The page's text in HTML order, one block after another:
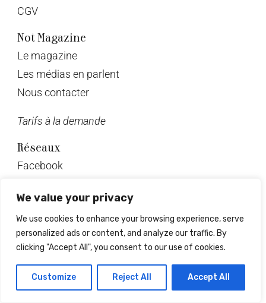
We value your privacy
We use cookies to enhance your browsing experience, serve
personalized ads or content, and analyze our traffic. By
clicking "Accept All", you consent to our use of cookies.
Customize Reject All Accept All
CGV
Not Magazine
Le magazine
Les médias en parlent
Nous contacter
Tarifs à la demande
Réseaux
Facebook
Instagram
Pinterest
Linkedin
© Not Magazine 2023
Design & développement : Mrlsagency